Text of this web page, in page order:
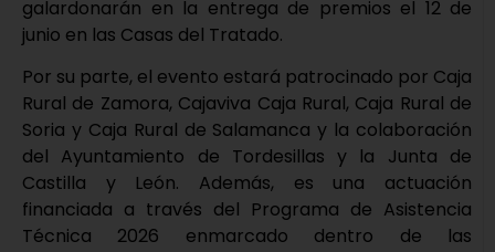
galardonarán en la entrega de premios el 12 de
junio en las Casas del Tratado.
Por su parte, el evento estará patrocinado por Caja
Rural de Zamora, Cajaviva Caja Rural, Caja Rural de
Soria y Caja Rural de Salamanca y la colaboración
del Ayuntamiento de Tordesillas y la Junta de
Castilla y León. Además, es una actuación
financiada a través del Programa de Asistencia
Técnica 2026 enmarcado dentro de las